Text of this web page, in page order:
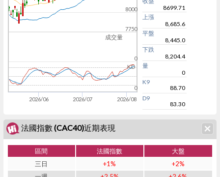
成交量
KD
2026/06 2026/07 2026/08
7750
8000
0
0
8699.71
上漲
8,685.6
平盤
8,445.0
下跌
8,204.4
量
0
K9
88.70
D9
83.30
法國指數 (CAC40)近期表現
區間 法國指數
大盤
三日
+1%
+2%